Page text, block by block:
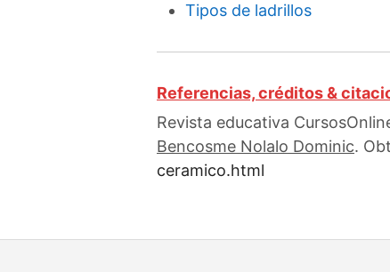
Tipos de ladrillos
Referencias, créditos &
Revista educativa
Bencosme Nolalo Dominic.
ceramico.html